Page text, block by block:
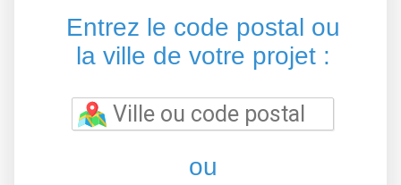
Entrez le code postal ou
la ville de votre projet :
ou